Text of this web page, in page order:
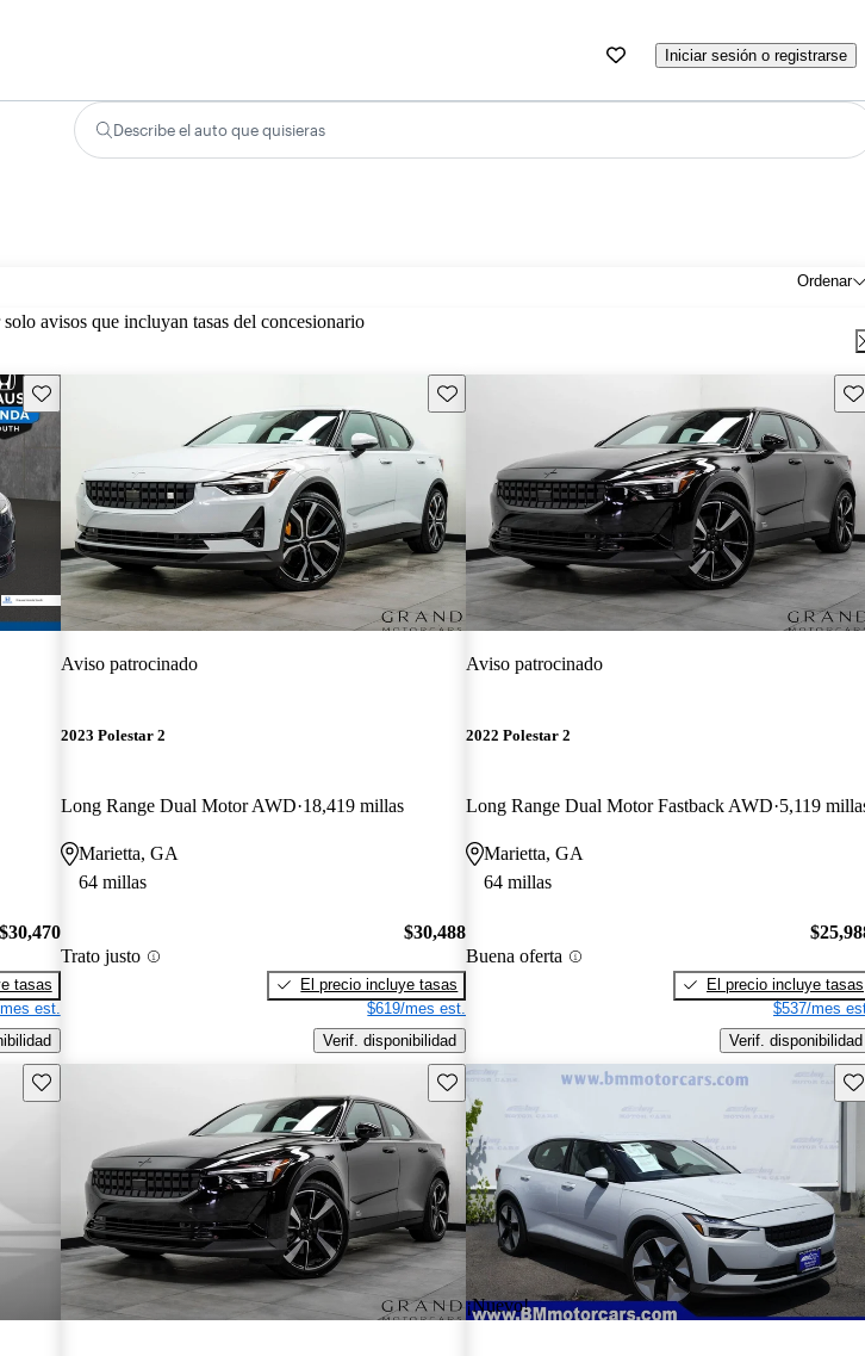
Iniciar sesión o registrarse
Describe el auto que quisieras
Ordenar
avisos que incluyan tasas del concesionario
Guarda este Aviso
$30,470
tasas
est.
Guarda este Aviso
Aviso patrocinado
2023 Polestar 2
Long Range Dual Motor AWD 18,419 millas
Marietta, GA
64 millas
Trato justo
$30,488
El precio incluye tasas
$619/mes est.
Verif. disponibilidad
Aviso patrocinado
2022 Polestar 2
Long Range Dual Motor Fastback AWD 5,119
Marietta, GA
64 millas
Buena oferta
El precio incluye tasas
$537/mes
Verif. disponibilidad
Guarda este Aviso Guarda este Aviso
¡Nuevo!